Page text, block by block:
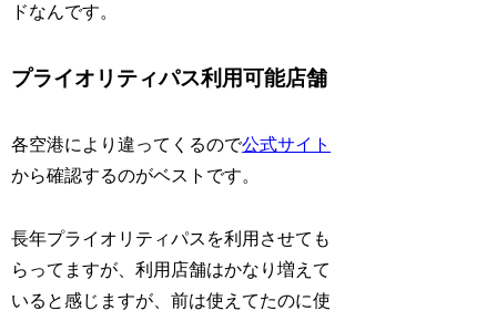
ドなんです。
プライオリティパス利用可能店舗
各空港により違ってくるので公式サイト
から確認するのがベストです。
長年プライオリティパスを利用させても
らってますが、利用店舗はかなり増えて
いると感じますが、前は使えてたのに使